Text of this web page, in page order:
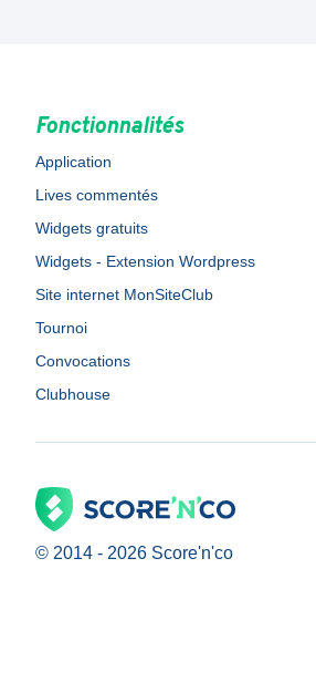
Fonctionnalités
Application
Lives commentés
Widgets gratuits
Widgets - Extension Wordpress
Site internet MonSiteClub
Tournoi
Convocations
Clubhouse
© 2014 - 2026 Score'n'co